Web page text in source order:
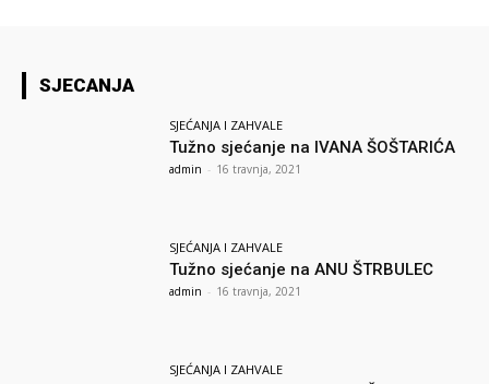
SJECANJA
SJEĆANJA I ZAHVALE
Tužno sjećanje na IVANA ŠOŠTARIĆA
admin - 16 travnja, 2021
SJEĆANJA I ZAHVALE
Tužno sjećanje na ANU ŠTRBULEC
admin - 16 travnja, 2021
SJEĆANJA I ZAHVALE